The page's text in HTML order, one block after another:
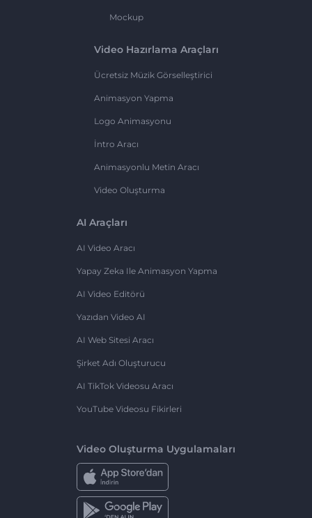
Mockup
Video Hazırlama Araçları
Ücretsiz Müzik Görselleştirici
Animasyon Yapma
Logo Animasyonu
İntro Aracı
Animasyonlu Metin Aracı
Video Oluşturma
AI Araçları
AI Video Aracı
Yapay Zeka Ile Animasyon Yapma
AI Video Editörü
Yazıdan Video AI
AI Web Sitesi Aracı
Şirket Adı Oluşturucu
AI TikTok Videosu Aracı
YouTube Videosu Fikirleri
Video Oluşturma Uygulamaları